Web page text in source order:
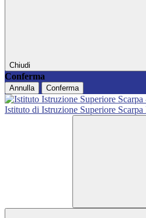
Chiudi
Conferma
Annulla Conferma
Istituto di Istruzione Superiore Scarpa